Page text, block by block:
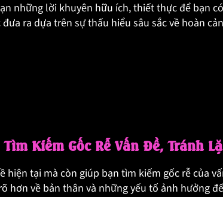
những lời khuyên hữu ích, thiết thực để bạn
ra dựa trên sự thấu hiểu sâu sắc về hoàn
Tìm Kiếm Gốc Rễ Vấn Đề, Tránh
tại mà còn giúp bạn tìm kiếm gốc rễ của
hơn về bản thân và những yếu tố ảnh hưởng